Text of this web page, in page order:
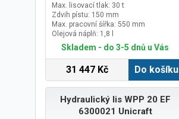
Max. lisovací tlak: 30 t
Zdvih pístu: 150 mm
Max. pracovní šířka: 550 mm
Olejová náplň: 1,8 l
Skladem - do 3-5 dnů u Vás
31 447 Kč Do košíku
Hydraulický lis WPP 20 EF
6300021 Unicraft